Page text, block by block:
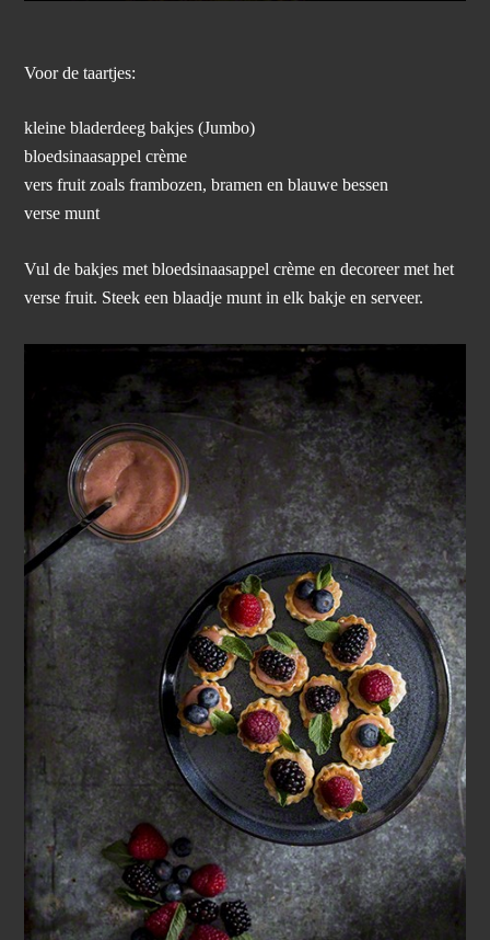
Voor de taartjes:
kleine bladerdeeg bakjes (Jumbo)
bloedsinaasappel crème
vers fruit zoals frambozen, bramen en blauwe bessen
verse munt
Vul de bakjes met bloedsinaasappel crème en decoreer met het
verse fruit. Steek een blaadje munt in elk bakje en serveer.